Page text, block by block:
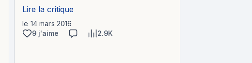
Lire la critique
le 14 mars 2016
9 j'aime
2.9K